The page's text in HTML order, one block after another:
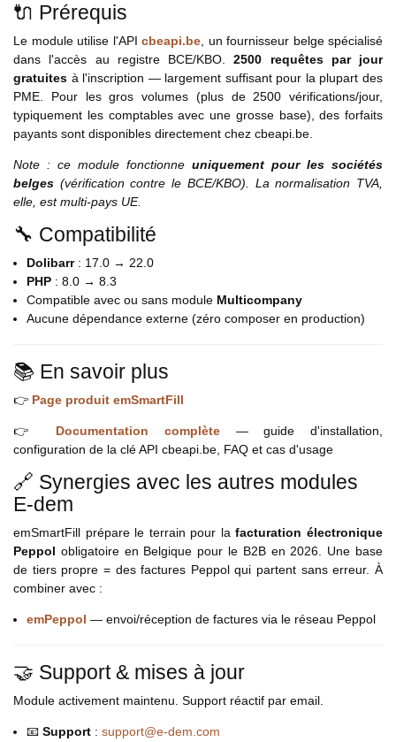
🔌 Prérequis
Le module utilise l'API cbeapi.be, un fournisseur belge spécialisé
dans l'accès au registre BCE/KBO.2500 requêtes par jour
gratuites à l'inscription — largement suffisant pour la plupart des
PME. Pour les gros volumes (plus de 2500 vérifications/jour,
typiquement les comptables avec une grosse base), des forfaits
payants sont disponibles directement chez cbeapi.be.
Note : ce module fonctionne uniquement pour les sociétés
belges (vérification contre le BCE/KBO). La normalisation TVA,
elle, est multi-pays UE.
🔧 Compatibilité
Dolibarr: 17.0 → 22.0
PHP : 8.0 → 8.3
Compatible avec ou sans module Multicompany
Aucune dépendance externe (zéro composer en production)
📚 En savoir plus
👉 Page produit emSmartFill
👉 Documentation complète — guide d'installation,
configuration de la clé API cbeapi.be, FAQ et cas d'usage
🔗 Synergies avec les autres modules
E-dem
emSmartFill prépare le terrain pour lafacturation électronique
Peppol obligatoire en Belgique pour le B2B en 2026. Une base
de tiers propre = des factures Peppol qui partent sans erreur. À
combiner avec :
emPeppol — envoi/réception de factures via le réseau Peppol
🤝 Support & mises à jour
Module activement maintenu. Support réactif par email.
📧 Support : support@e-dem.com